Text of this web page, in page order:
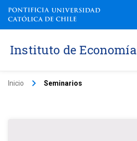
Instituto de Economía
Inicio keyboard_arrow_right Seminarios